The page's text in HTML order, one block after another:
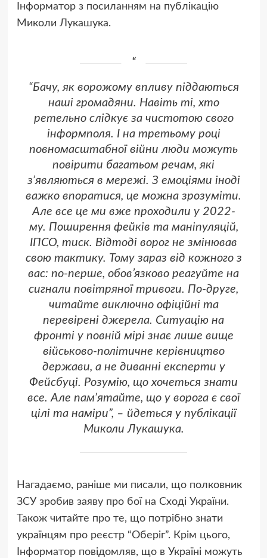
Інформатор з посиланням на публікацію
Миколи Лукашука.
“Бачу, як ворожому впливу піддаються
наші громадяни. Навіть ті, хто
ретельно слідкує за чистотою свого
інформполя. І на третьому році
повномасштабної війни люди можуть
повірити багатьом речам, які
зʼявляються в мережі. З емоціями іноді
важко впоратися, це можна зрозуміти.
Але все це ми вже проходили у 2022-
му. Поширення фейків та маніпуляцій,
ІПСО, тиск. Відтоді ворог не змінював
свою тактику. Тому зараз від кожного з
вас: по-перше, обов’язково реагуйте на
сигнали повітряної тривоги. По-друге,
читайте виключно офіційні та
перевірені джерела. Ситуацію на
фронті у повній мірі знає лише вище
військово-політичне керівництво
держави, а не диванні експерти у
Фейсбуці. Розумію, що хочеться знати
все. Але памʼятайте, що у ворога є свої
цілі та наміри”, – йдеться у публікації
Миколи Лукашука.
Нагадаємо, раніше ми писали, що полковник
ЗСУ зробив заяву про бої на Сході України.
Також читайте про те, що потрібно знати
українцям про реєстр “Оберіг”. Крім цього,
Інформатор повідомляв, що в Україні можуть